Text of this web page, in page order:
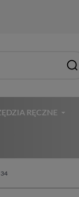
RĘCZNE